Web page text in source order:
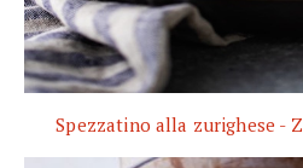
Spezzatino alla zurighese -